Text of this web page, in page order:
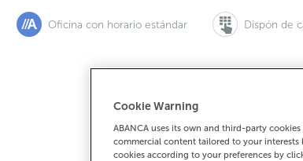
Oficina con horario estándar Dispón de
Se queres pedir cita:
900 815 200
Cookie Warning
ABANCA uses its own and third-party
commercial content tailored to your
cookies according to your preferences by